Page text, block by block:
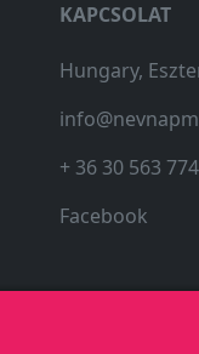
KAPCSOLAT
Hungary,
+ 36 30 563
Facebook